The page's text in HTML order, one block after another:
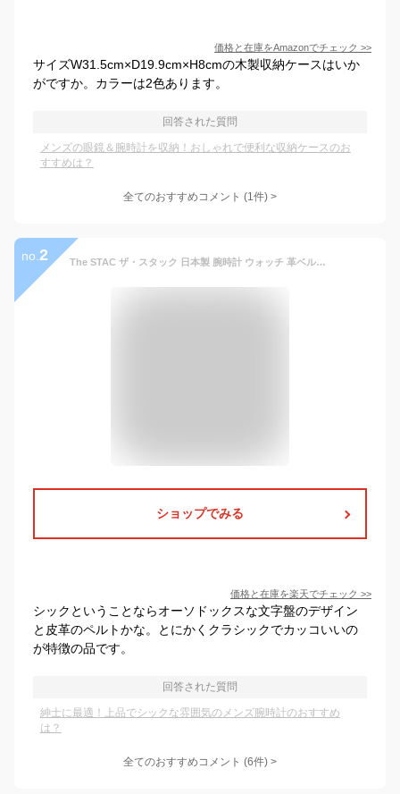
価格と在庫をAmazonでチェック >>
サイズW31.5cm×D19.9cm×H8cmの木製収納ケースはいか
がですか。カラーは2色あります。
回答された質問
メンズの眼鏡＆腕時計を収納！おしゃれで便利な収納ケースのお
すすめは？
全てのおすすめコメント (1件) >
no. 2 The STAC ザ・スタック 日本製 腕時計 ウォッチ 革ベルト レザー 36mm クラシック メンズ レディース ユニセックス スタック ランキング ギフト グリーン ダイアル
ショップでみる
価格と在庫を楽天でチェック >>
シックということならオーソドックスな文字盤のデザイン
と皮革のペルトかな。とにかくクラシックでカッコいいの
が特徴の品です。
回答された質問
紳士に最適！上品でシックな雰囲気のメンズ腕時計のおすすめ
は？
全てのおすすめコメント (6件) >